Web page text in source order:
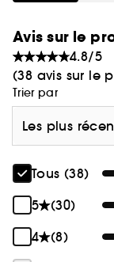
d’harungana
pendant 56
(2) Fabriqué en
Avis sur le
4.8/5
(38 avis sur le
Trier par
Les plus
Tous (38)
5
(30)
4
(8)